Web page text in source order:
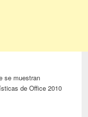
se muestran
de Office 2010